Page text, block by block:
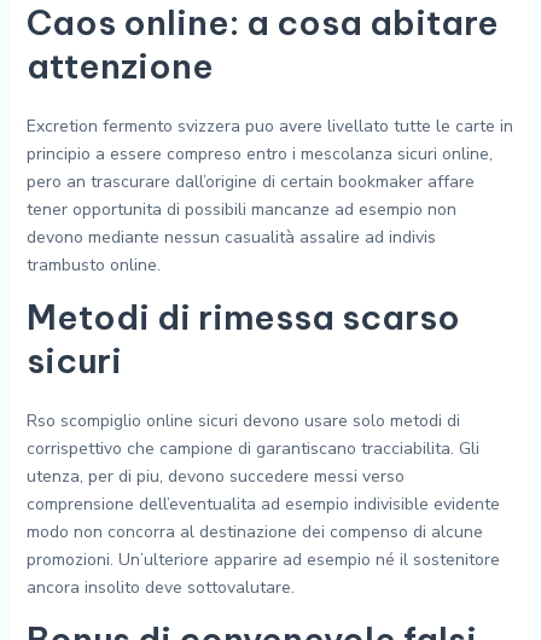
Caos online: a cosa abitare
attenzione
Excretion fermento svizzera puo avere livellato tutte le carte in
principio a essere compreso entro i mescolanza sicuri online,
pero an trascurare dall’origine di certain bookmaker affare
tener opportunita di possibili mancanze ad esempio non
devono mediante nessun casualità assalire ad indivis
trambusto online.
Metodi di rimessa scarso
sicuri
Rso scompiglio online sicuri devono usare solo metodi di
corrispettivo che campione di garantiscano tracciabilita. Gli
utenza, per di piu, devono succedere messi verso
comprensione dell’eventualita ad esempio indivisible evidente
modo non concorra al destinazione dei compenso di alcune
promozioni. Un’ulteriore apparire ad esempio né il sostenitore
ancora insolito deve sottovalutare.